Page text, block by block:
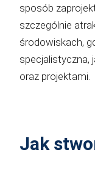
sposób
szczególnie
środowiskach,
specjalistyczna,
oraz projektami.
Jak